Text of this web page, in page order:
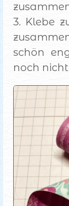
3. Klebe
schön
noch